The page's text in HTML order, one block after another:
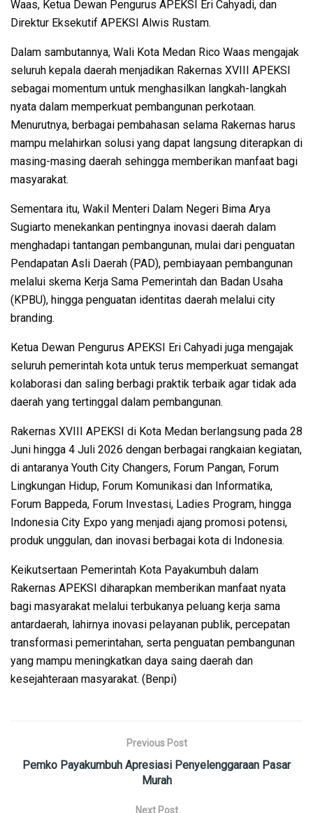
Waas, Ketua Dewan Pengurus APEKSI Eri Cahyadi, dan
Direktur Eksekutif APEKSI Alwis Rustam.
Dalam sambutannya, Wali Kota Medan Rico Waas mengajak
seluruh kepala daerah menjadikan Rakernas XVIII APEKSI
sebagai momentum untuk menghasilkan langkah-langkah
nyata dalam memperkuat pembangunan perkotaan.
Menurutnya, berbagai pembahasan selama Rakernas harus
mampu melahirkan solusi yang dapat langsung diterapkan di
masing-masing daerah sehingga memberikan manfaat bagi
masyarakat.
Sementara itu, Wakil Menteri Dalam Negeri Bima Arya
Sugiarto menekankan pentingnya inovasi daerah dalam
menghadapi tantangan pembangunan, mulai dari penguatan
Pendapatan Asli Daerah (PAD), pembiayaan pembangunan
melalui skema Kerja Sama Pemerintah dan Badan Usaha
(KPBU), hingga penguatan identitas daerah melalui city
branding.
Ketua Dewan Pengurus APEKSI Eri Cahyadi juga mengajak
seluruh pemerintah kota untuk terus memperkuat semangat
kolaborasi dan saling berbagi praktik terbaik agar tidak ada
daerah yang tertinggal dalam pembangunan.
Rakernas XVIII APEKSI di Kota Medan berlangsung pada 28
Juni hingga 4 Juli 2026 dengan berbagai rangkaian kegiatan,
di antaranya Youth City Changers, Forum Pangan, Forum
Lingkungan Hidup, Forum Komunikasi dan Informatika,
Forum Bappeda, Forum Investasi, Ladies Program, hingga
Indonesia City Expo yang menjadi ajang promosi potensi,
produk unggulan, dan inovasi berbagai kota di Indonesia.
Keikutsertaan Pemerintah Kota Payakumbuh dalam
Rakernas APEKSI diharapkan memberikan manfaat nyata
bagi masyarakat melalui terbukanya peluang kerja sama
antardaerah, lahirnya inovasi pelayanan publik, percepatan
transformasi pemerintahan, serta penguatan pembangunan
yang mampu meningkatkan daya saing daerah dan
kesejahteraan masyarakat. (Benpi)
Previous Post
Pemko Payakumbuh Apresiasi Penyelenggaraan Pasar
Murah
Next Post